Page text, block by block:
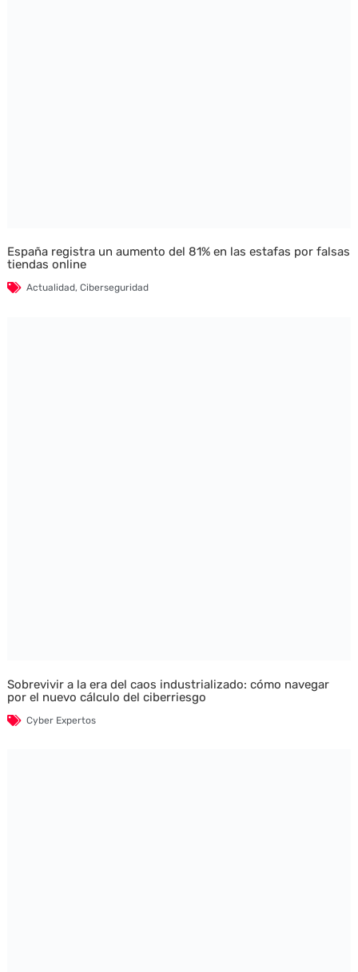
España registra un aumento del 81% en las estafas por falsas
tiendas online
Actualidad, Ciberseguridad
Sobrevivir a la era del caos industrializado: cómo navegar
por el nuevo cálculo del ciberriesgo
Cyber Expertos